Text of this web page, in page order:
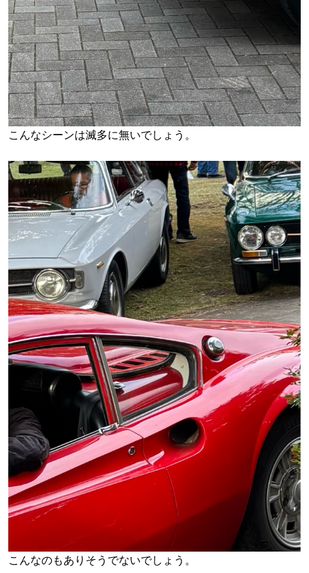
こんなシーンは滅多に無いでしょう。
こんなのもありそうでないでしょう。